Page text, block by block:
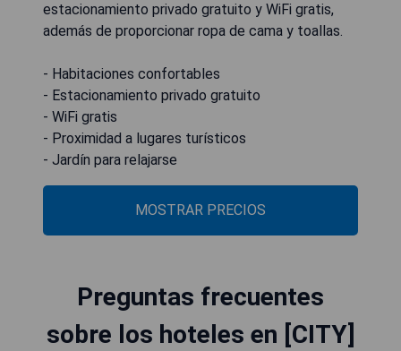
estacionamiento privado gratuito y WiFi gratis,
además de proporcionar ropa de cama y toallas.
- Habitaciones confortables
- Estacionamiento privado gratuito
- WiFi gratis
- Proximidad a lugares turísticos
- Jardín para relajarse
MOSTRAR PRECIOS
Preguntas frecuentes
sobre los hoteles en [CITY]